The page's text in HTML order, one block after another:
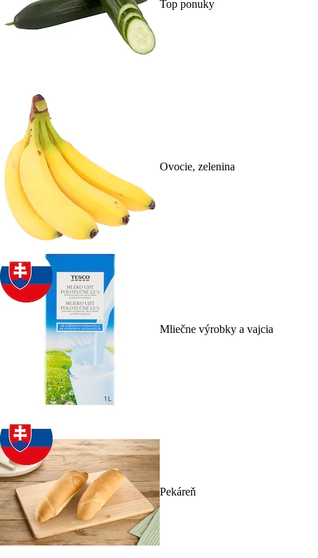
Top ponuky
Ovocie, zelenina
Mliečne výrobky a vajcia
Pekáreň